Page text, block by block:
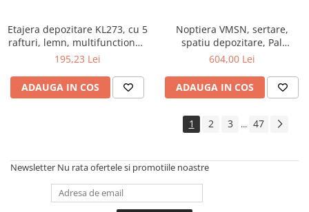
Etajera depozitare KL273, cu 5
rafturi, lemn, multifunctional,
natur
195,23 Lei
ADAUGA IN COS
Noptiera VMSN, sertare,
spatiu depozitare, Pal
Melaminat, insertii MDF, Nuc
604,00 Lei
ADAUGA IN COS
1 2 3 ... 47
Newsletter Nu rata ofertele si promotiile noastre